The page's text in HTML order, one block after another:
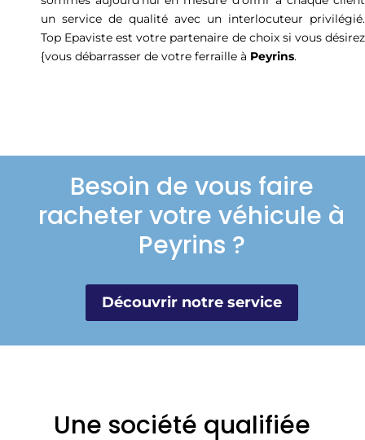
un service de qualité avec un interlocuteur privilégié.
Top Epaviste est votre partenaire de choix si vous désirez
{vous débarrasser de votre ferraille à Peyrins.
Besoin de vous faire
racheter votre véhicule à
Peyrins ?
Découvrir notre service
Une société qualifiée